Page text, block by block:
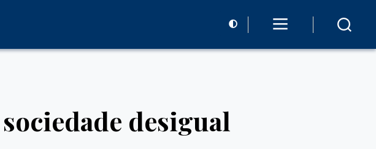
desigual